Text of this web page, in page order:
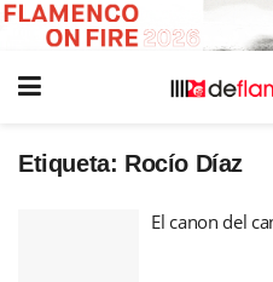
Etiqueta: Rocío Díaz
El canon del